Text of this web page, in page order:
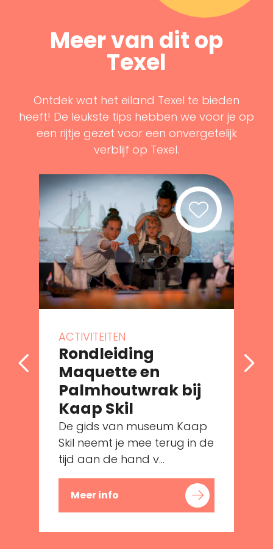
Meer van dit op
Texel
Ontdek wat het eiland Texel te bieden
heeft! De leukste tips hebben we voor je op
een rijtje gezet voor een onvergetelijk
verblijf op Texel.
ACTIVITEITEN
Rondleiding
Maquette en
Palmhoutwrak bij
Kaap Skil
De gids van museum Kaap
Skil neemt je mee terug in de
tijd aan de hand v...
Meer info